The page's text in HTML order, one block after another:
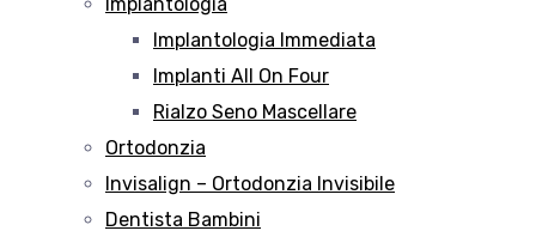
Implantologia
Implantologia Immediata
Implanti All On Four
Rialzo Seno Mascellare
Ortodonzia
Invisalign – Ortodonzia Invisibile
Dentista Bambini